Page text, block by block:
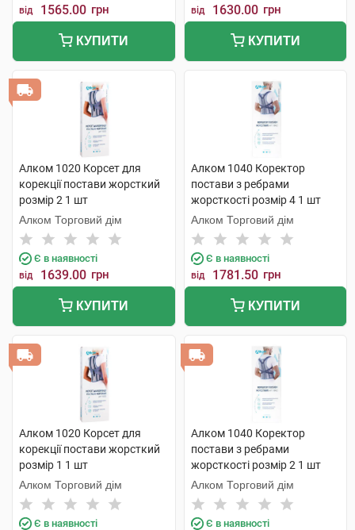
від 1565.00 грн
КУПИТИ
від 1630.00 грн
КУПИТИ
Алком 1020 Корсет для
корекції постави жорсткий
розмір 2 1 шт
Алком Торговий дім
Є в наявності
від 1639.00 грн
КУПИТИ
Алком 1040 Коректор
постави з ребрами
жорсткості розмір 4 1 шт
Алком Торговий дім
Є в наявності
від 1781.50 грн
КУПИТИ
Алком 1020 Корсет для
корекції постави жорсткий
розмір 1 1 шт
Алком Торговий дім
Є в наявності
Алком 1040 Коректор
постави з ребрами
жорсткості розмір 2 1 шт
Алком Торговий дім
Є в наявності